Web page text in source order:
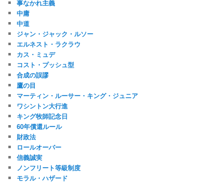
事なかれ主義
中庸
中道
ジャン・ジャック・ルソー
エルネスト・ラクラウ
カス・ミュデ
コスト・プッシュ型
合成の誤謬
鷹の目
マーティン・ルーサー・キング・ジュニア
ワシントン大行進
キング牧師記念日
60年償還ルール
財政法
ロールオーバー
信義誠実
ノンフリート等級制度
モラル・ハザード